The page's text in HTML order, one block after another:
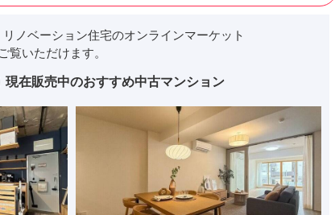
ノベーション住宅のオンラインマーケット
覧いただけます。
現在販売中のおすすめ中古マンション